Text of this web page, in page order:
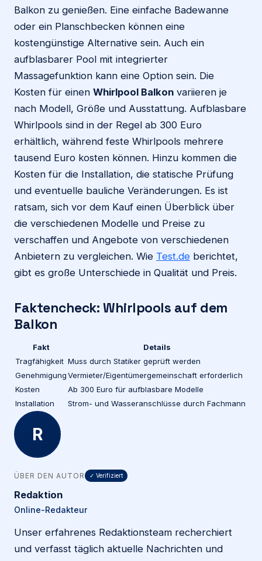
Balkon zu genießen. Eine einfache Badewanne
oder ein Planschbecken können eine
kostengünstige Alternative sein. Auch ein
aufblasbarer Pool mit integrierter
Massagefunktion kann eine Option sein. Die
Kosten für einen Whirlpool Balkon variieren je
nach Modell, Größe und Ausstattung. Aufblasbare
Whirlpools sind in der Regel ab 300 Euro
erhältlich, während feste Whirlpools mehrere
tausend Euro kosten können. Hinzu kommen die
Kosten für die Installation, die statische Prüfung
und eventuelle bauliche Veränderungen. Es ist
ratsam, sich vor dem Kauf einen Überblick über
die verschiedenen Modelle und Preise zu
verschaffen und Angebote von verschiedenen
Anbietern zu vergleichen. Wie Test.de berichtet,
gibt es große Unterschiede in Qualität und Preis.
Faktencheck: Whirlpools auf dem
Balkon
Fakt
Details
Tragfähigkeit Muss durch Statiker geprüft werden
GenehmigungVermieter/Eigentümergemeinschaft erforderlich
Kosten
Ab 300 Euro für aufblasbare Modelle
Installation
Strom- und Wasseranschlüsse durch Fachmann
R
ÜBER DEN AUTOR ✓ Verifiziert
Redaktion
Online-Redakteur
Unser erfahrenes Redaktionsteam recherchiert
und verfasst täglich aktuelle Nachrichten und